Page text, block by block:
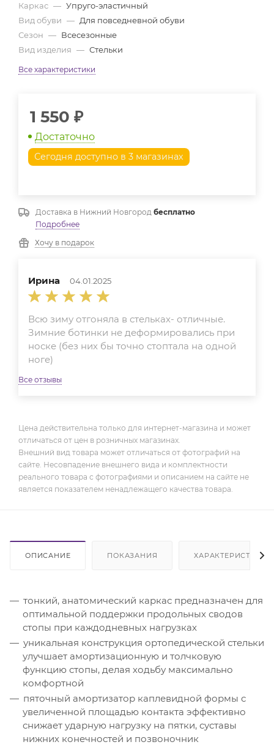
Каркас — Упруго-эластичный
Вид обуви — Для повседневной обуви
Сезон — Всесезонные
Вид изделия — Стельки
Все характеристики
1 550 ₽
Достаточно
Сегодня доступно в 3 магазинах
Доставка в Нижний Новгород бесплатно
Подробнее
Хочу в подарок
Ирина 04.01.2025
Всю зиму отгоняла в стельках- отличные.
Зимние ботинки не деформировались при
носке (без них бы точно стоптала на одной
ноге)
Все отзывы
Цена действительна только для интернет-магазина и может
отличаться от цен в розничных магазинах.
Внешний вид товара может отличаться от фотографий на
сайте. Несовпадение внешнего вида и комплектности
реального товара с фотографиями и описанием на сайте не
является показателем ненадлежащего качества товара.
ОПИСАНИЕ ПОКАЗАНИЯ ХАРАКТЕРИСТИКИ
тонкий, анатомический каркас предназначен для
оптимальной поддержки продольных сводов
стопы при каждодневных нагрузках
уникальная конструкция ортопедической стельки
улучшает амортизационную и толчковую
функцию стопы, делая ходьбу максимально
комфортной
пяточный амортизатор каплевидной формы с
увеличенной площадью контакта эффективно
снижает ударную нагрузку на пятки, суставы
нижних конечностей и позвоночник